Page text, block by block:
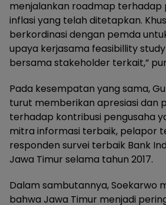
menjalankan roadmap terhadap
inflasi yang telah ditetapkan.
berkordinasi dengan pemda
upaya kerjasama feasibillity
bersama stakeholder terkait,”
Pada kesempatan yang sama,
turut memberikan apresiasi dan
terhadap kontribusi pengusaha
mitra informasi terbaik, pelapor
responden survei terbaik Bank
Jawa Timur selama tahun 2017.
Dalam sambutannya, Soekarwo
bahwa Jawa Timur menjadi